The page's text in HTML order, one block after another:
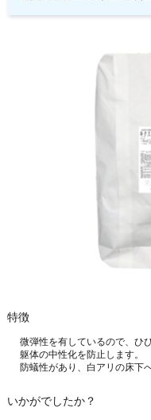
特徴
微弾性を有しているので、ひ
躯体の中性化を防止します。
防蟻性があり、白アリの床下
いかがでしたか？